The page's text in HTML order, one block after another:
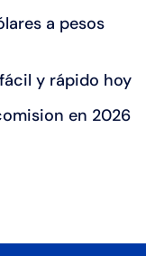
a pesos
y rápido hoy
en 2026